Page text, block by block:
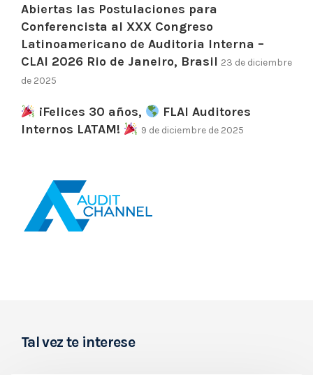
Abiertas las Postulaciones para
Conferencista al XXX Congreso
Latinoamericano de Auditoria Interna –
CLAI 2026 Rio de Janeiro, Brasil 23 de diciembre
de 2025
¡Felices 30 años,
FLAI Auditores
Internos LATAM!
9 de diciembre de 2025
Tal vez te interese